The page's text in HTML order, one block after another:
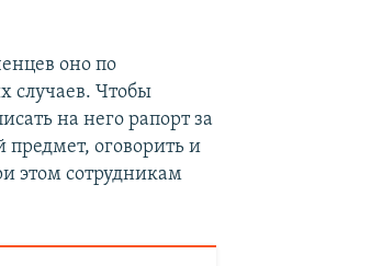
оно по
случаев. Чтобы
на него рапорт за
оговорить и
этом сотрудникам